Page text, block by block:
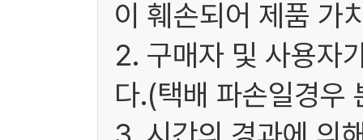
이 훼손되어 제품 가
2. 구매자 및 사용자
다.(택배 파손일경우